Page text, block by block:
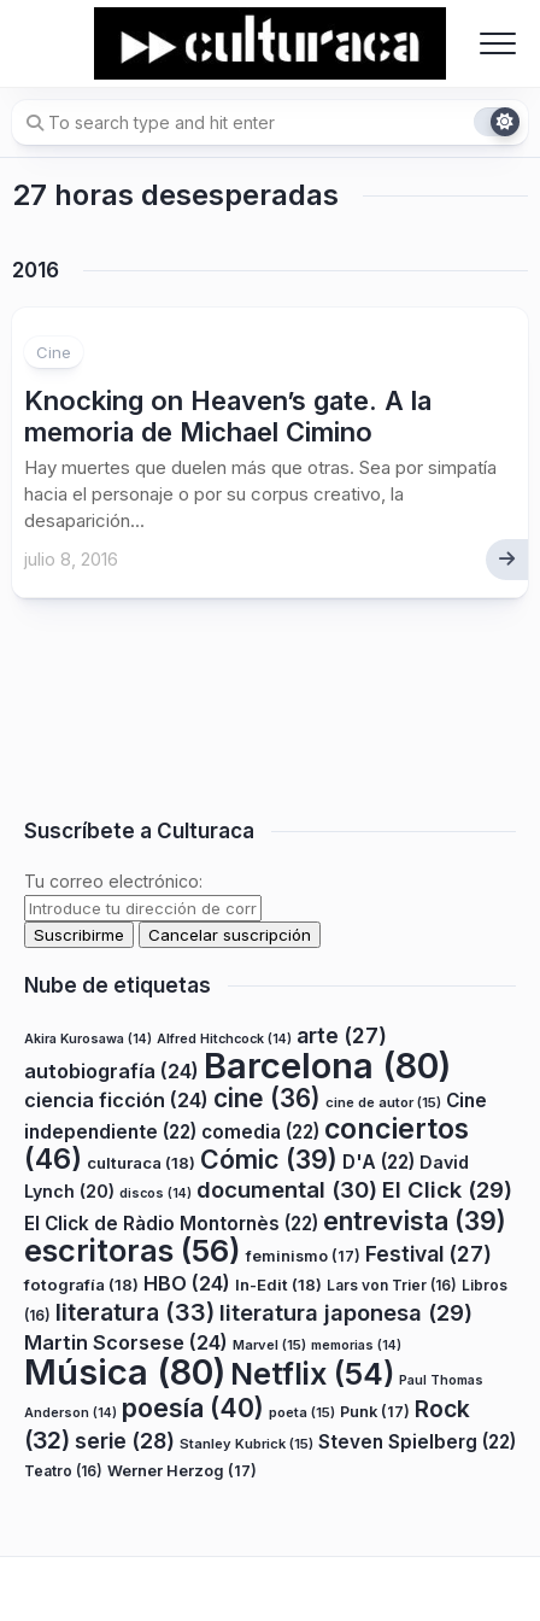
27 horas desesperadas
2016
Cine
Knocking on Heaven’s gate. A la
memoria de Michael Cimino
Hay muertes que duelen más que otras. Sea por simpatía
hacia el personaje o por su corpus creativo, la
desaparición...
julio 8, 2016
Suscríbete a Culturaca
Tu correo electrónico:
Nube de etiquetas
Akira Kurosawa (14) Alfred Hitchcock (14) arte (27)
autobiografía (24) Barcelona (80)
ciencia ficción (24) cine (36) cine de autor(15) Cine
independiente (22) comedia (22) conciertos
(46) culturaca (18) Cómic (39) D'A (22) David
Lynch (20) discos (14) documental (30) El Click (29)
El Click de Ràdio Montornès (22) entrevista (39)
escritoras (56) feminismo (17) Festival (27)
fotografía (18) HBO (24) In-Edit (18) Lars von Trier (16) Libros
(16) literatura (33) literatura japonesa (29)
Martin Scorsese (24) Marvel (15) memorias (14)
Música (80) Netflix (54) Paul Thomas
Anderson (14) poesía (40) poeta (15) Punk (17) Rock
(32) serie (28) Stanley Kubrick (15) Steven Spielberg (22)
Teatro (16) Werner Herzog (17)